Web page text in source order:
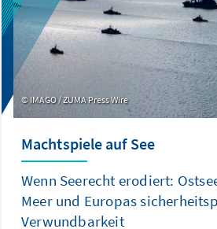
IMAGO / ZUMA Press Wire
Machtspiele auf See
Wenn Seerecht erodiert:
Meer und Europas
Verwundbarkeit